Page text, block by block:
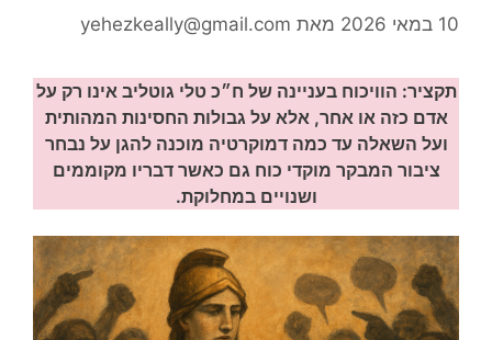
10 במאי 2026 מאת yehezkeally@gmail.com
תקציר: הוויכוח בעניינה של ח״כ טלי גוטליב אינו רק על
אדם כזה או אחר, אלא על גבולות החסינות המהותית
ועל השאלה עד כמה דמוקרטיה מוכנה להגן על נבחר
ציבור המבקר מוקדי כוח גם כאשר דבריו מקוממים
ושנויים במחלוקת.